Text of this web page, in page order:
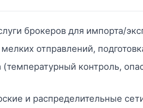
брокеров для импорта/
отправлений,
(температурный контроль,
и распределительные